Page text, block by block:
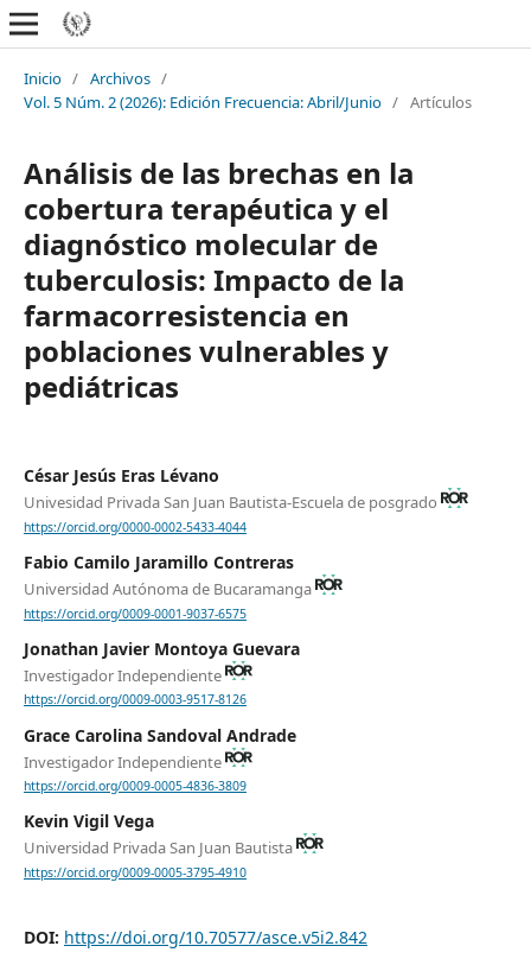
Inicio / Archivos /
Vol. 5 Núm. 2 (2026): Edición Frecuencia: Abril/Junio / Artículos
Análisis de las brechas en la
cobertura terapéutica y el
diagnóstico molecular de
tuberculosis: Impacto de la
farmacorresistencia en
poblaciones vulnerables y
pediátricas
César Jesús Eras Lévano
Univesidad Privada San Juan Bautista-Escuela de posgrado
https://orcid.org/0000-0002-5433-4044
Fabio Camilo Jaramillo Contreras
Universidad Autónoma de Bucaramanga
https://orcid.org/0009-0001-9037-6575
Jonathan Javier Montoya Guevara
Investigador Independiente
https://orcid.org/0009-0003-9517-8126
Grace Carolina Sandoval Andrade
Investigador Independiente
https://orcid.org/0009-0005-4836-3809
Kevin Vigil Vega
Universidad Privada San Juan Bautista
https://orcid.org/0009-0005-3795-4910
DOI: https://doi.org/10.70577/asce.v5i2.842